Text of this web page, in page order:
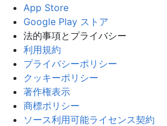
App Store
Google Play ストア
法的事項とプライバシー
利用規約
プライバシーポリシー
クッキーポリシー
著作権表示
商標ポリシー
ソース利用可能ライセンス契約